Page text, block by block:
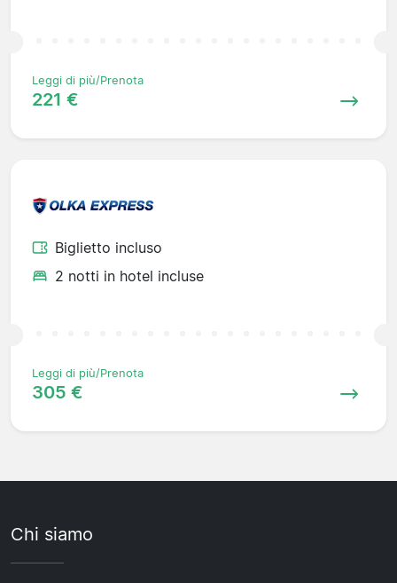
Leggi di più/Prenota
221 €
Biglietto incluso
2 notti in hotel incluse
Leggi di più/Prenota
305 €
Chi siamo